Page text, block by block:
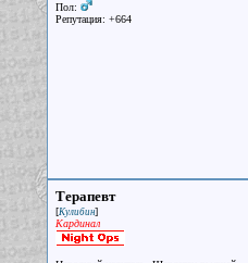
Пол:
Репутация: +664
Терапевт
[Кулибин]
Кардинал